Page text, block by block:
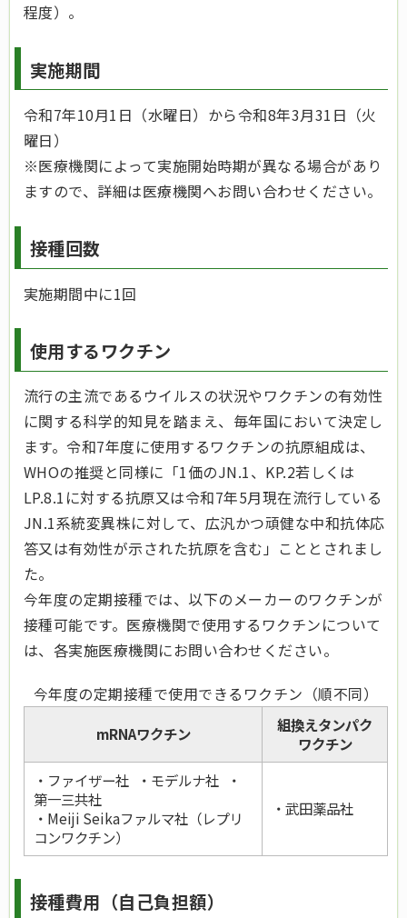
程度）。
実施期間
令和7年10月1日（水曜日）から令和8年3月31日（火
曜日）
※医療機関によって実施開始時期が異なる場合があり
ますので、詳細は医療機関へお問い合わせください。
接種回数
実施期間中に1回
使用するワクチン
流行の主流であるウイルスの状況やワクチンの有効性
に関する科学的知見を踏まえ、毎年国において決定し
ます。令和7年度に使用するワクチンの抗原組成は、
WHOの推奨と同様に「1価のJN.1、KP.2若しくは
LP.8.1に対する抗原又は令和7年5月現在流行している
JN.1系統変異株に対して、広汎かつ頑健な中和抗体応
答又は有効性が示された抗原を含む」こととされまし
た。
今年度の定期接種では、以下のメーカーのワクチンが
接種可能です。医療機関で使用するワクチンについて
は、各実施医療機関にお問い合わせください。
今年度の定期接種で使用できるワクチン（順不同）
mRNAワクチン
組換えタンパク
ワクチン
・ファイザー社 ・モデルナ社 ・
第一三共社
・Meiji Seikaファルマ社（レプリ
コンワクチン）
・武田薬品社
接種費用（自己負担額）